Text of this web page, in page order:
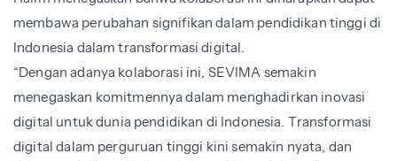
membawa perubahan signifikan dalam pendidikan tinggi di
Indonesia dalam transformasi digital.
“Dengan adanya kolaborasi ini, SEVIMA semakin
menegaskan komitmennya dalam menghadirkan inovasi
digital untuk dunia pendidikan di Indonesia. Transformasi
digital dalam perguruan tinggi kini semakin nyata, dan